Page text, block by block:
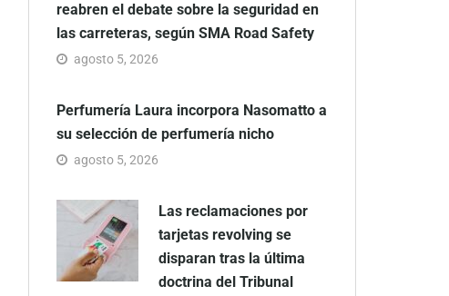
reabren el debate sobre la seguridad en
las carreteras, según SMA Road Safety
agosto 5, 2026
Perfumería Laura incorpora Nasomatto a
su selección de perfumería nicho
agosto 5, 2026
Las reclamaciones por
tarjetas revolving se
disparan tras la última
doctrina del Tribunal